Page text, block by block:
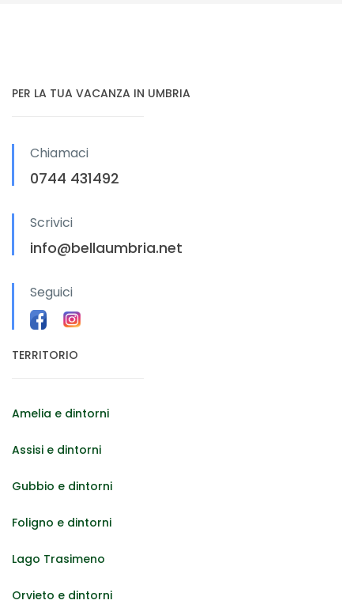
PER LA TUA VACANZA IN UMBRIA
Chiamaci
0744 431492
Scrivici
info@bellaumbria.net
Seguici
TERRITORIO
Amelia e dintorni
Assisi e dintorni
Gubbio e dintorni
Foligno e dintorni
Lago Trasimeno
Orvieto e dintorni